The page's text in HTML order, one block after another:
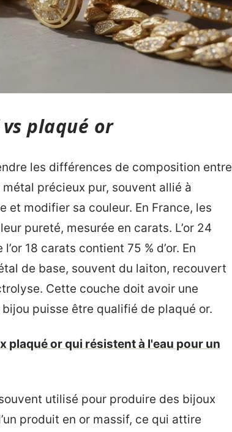
plaqué or
les différences de composition entre
métal précieux pur, souvent allié à
et modifier sa couleur. En France, les
pureté, mesurée en carats. L’or 24
18 carats contient 75 % d’or. En
de base, souvent du laiton, recouvert
Cette couche doit avoir une
puisse être qualifié de plaqué or.
plaqué or qui résistent à l'eau pour un
utilisé pour produire des bijoux
produit en or massif, ce qui attire